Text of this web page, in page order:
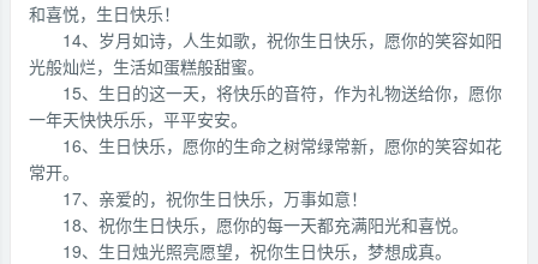
和喜悦，生日快乐！
14、岁月如诗，人生如歌，祝你生日快乐，愿你的笑容如阳
光般灿烂，生活如蛋糕般甜蜜。
15、生日的这一天，将快乐的音符，作为礼物送给你，愿你
一年天快快乐乐，平平安安。
16、生日快乐，愿你的生命之树常绿常新，愿你的笑容如花
常开。
17、亲爱的，祝你生日快乐，万事如意！
18、祝你生日快乐，愿你的每一天都充满阳光和喜悦。
19、生日烛光照亮愿望，祝你生日快乐，梦想成真。